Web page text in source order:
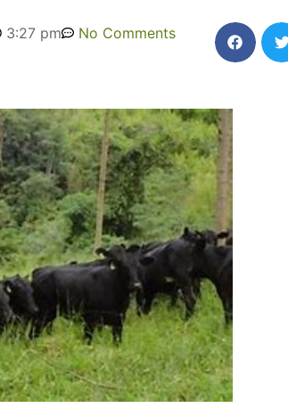
3:27 pm No Comments